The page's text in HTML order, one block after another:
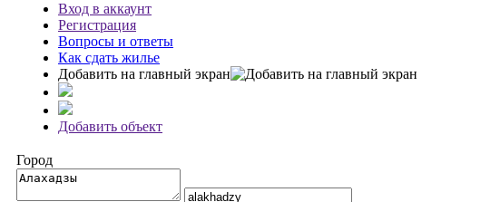
Вход в аккаунт
Регистрация
Вопросы и ответы
Как сдать жилье
Добавить на главный экран
Добавить объект
Город